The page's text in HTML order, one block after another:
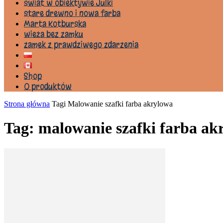
świat w obiektywie Julki
stare drewno i nowa farba
Marta Kotburska
wieża bez zamku
zamek z prawdziwego zdarzenia
Shop
0 produktów
Strona główna Tagi Malowanie szafki farba akrylowa
Tag: malowanie szafki farba